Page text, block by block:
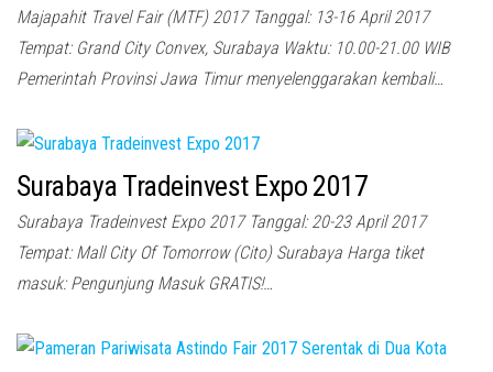
Majapahit Travel Fair (MTF) 2017 Tanggal: 13-16 April 2017
Tempat: Grand City Convex, Surabaya Waktu: 10.00-21.00 WIB
Pemerintah Provinsi Jawa Timur menyelenggarakan kembali…
Surabaya Tradeinvest Expo 2017
Surabaya Tradeinvest Expo 2017 Tanggal: 20-23 April 2017
Tempat: Mall City Of Tomorrow (Cito) Surabaya Harga tiket
masuk: Pengunjung Masuk GRATIS!…